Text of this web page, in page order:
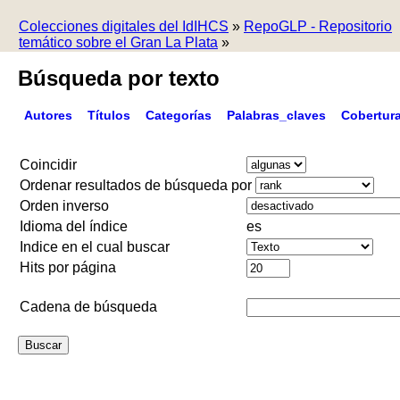
Colecciones digitales del IdIHCS » RepoGLP - Repositorio
temático sobre el Gran La Plata »
Búsqueda por texto
Autores Títulos Categorías Palabras_claves
Coincidir
Ordenar resultados de búsqueda por
Orden inverso
Idioma del índice
es
Indice en el cual buscar
Hits por página
Cadena de búsqueda